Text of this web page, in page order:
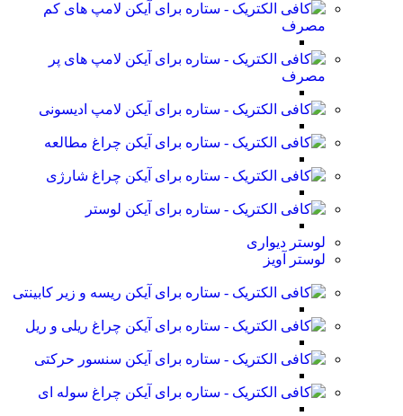
لامپ های کم
مصرف
لامپ های پر
مصرف
لامپ ادیسونی
چراغ مطالعه
چراغ شارژی
لوستر
لوستر دیواری
لوستر آویز
ریسه و زیر کابینتی
چراغ ریلی و ریل
سنسور حرکتی
چراغ سوله ای